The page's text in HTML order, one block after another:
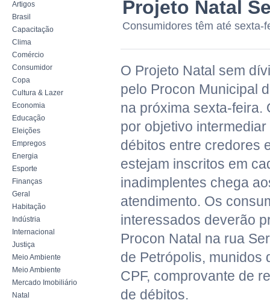
Artigos
Brasil
Capacitação
Clima
Comércio
Consumidor
Copa
Cultura & Lazer
Economia
Educação
Eleições
Empregos
Energia
Esporte
Finanças
Geral
Habitação
Indústria
Internacional
Justiça
Meio Ambiente
Meio Ambiente
Mercado Imobiliário
Natal
Projeto Natal
Consumidores têm até sexta-
O Projeto Natal sem
pelo Procon Municipal
na próxima sexta-feira.
por objetivo
débitos entre credores
estejam inscritos em
inadimplentes chega
atendimento. Os
interessados deverão
Procon Natal na rua
de Petrópolis, munidos
CPF, comprovante de
de débitos.